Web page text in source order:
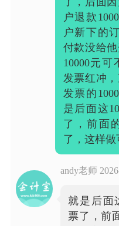
户退款
户新下的
付款没给
10000元
发票红冲
发票的
是后面这
了，前面
了，这样做
andy老师
就是后面
票了，前